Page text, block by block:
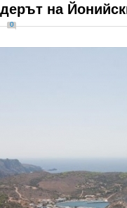
на
0